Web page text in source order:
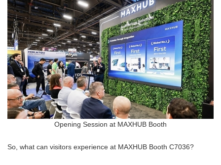
Opening Session at MAXHUB Booth
So, what can visitors experience at MAXHUB Booth C7036?